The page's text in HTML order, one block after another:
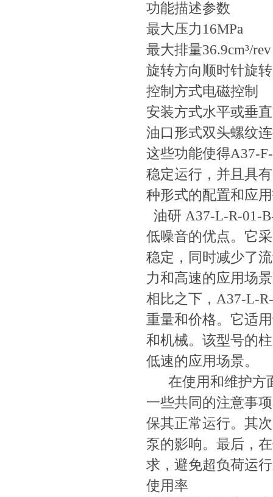
功能描述参数
最大压力 16MPa
最大排量36.9cm³/rev
旋转方向顺时针旋转
控制方式电磁控制
安装方式水平或垂
油口形式双头螺纹
这些功能使得A37-
稳定运行，并且具
种形式的配置和应用拓
油研 A37-L-R-01-B-
低噪音的优点。
稳定，同时减少
力和高速的应用场景
相比之下，A37-L-
重量和价格。它适
和机械。该型号的
低速的应用场景。
在使用和维护方面
一些共同的注意事项
保其正常运行。其
泵的影响。最后
求，避免超负荷运行
使用率